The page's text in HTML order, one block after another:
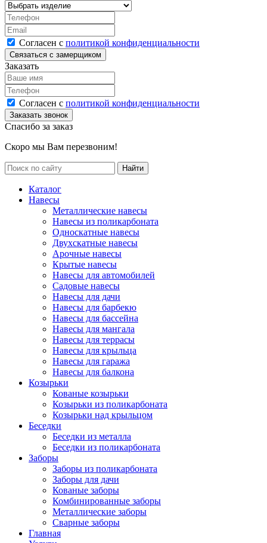
Согласен с политикой конфиденциальности
Заказать
Согласен с политикой конфиденциальности
Спасибо за заказ
Скоро мы Вам перезвоним!
Каталог
Навесы
Металлические навесы
Навесы из поликарбоната
Односкатные навесы
Двухскатные навесы
Арочные навесы
Крытые навесы
Навесы для автомобилей
Садовые навесы
Навесы для дачи
Навесы для барбекю
Навесы для бассейна
Навесы для мангала
Навесы для террасы
Навесы для крыльца
Навесы для гаража
Навесы для балкона
Козырьки
Кованые козырьки
Козырьки из поликарбоната
Козырьки над крыльцом
Беседки
Беседки из металла
Беседки из поликарбоната
Заборы
Заборы из поликарбоната
Заборы для дачи
Кованые заборы
Комбинированные заборы
Металлические заборы
Сварные заборы
Главная